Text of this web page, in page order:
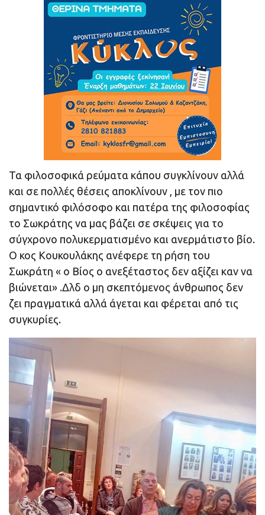
Τα φιλοσοφικά ρεύματα κάπου συγκλίνουν αλλά
και σε πολλές θέσεις αποκλίνουν , με τον πιο
σημαντικό φιλόσοφο και πατέρα της φιλοσοφίας
το Σωκράτης να μας βάζει σε σκέψεις για το
σύγχρονο πολυκερματισμένο και ανερμάτιστο βίο.
Ο κος Κουκουλάκης ανέφερε τη ρήση του
Σωκράτη « ο Βίος ο ανεξέταστος δεν αξίζει καν να
βιώνεται» .Δλδ ο μη σκεπτόμενος άνθρωπος δεν
ζει πραγματικά αλλά άγεται και φέρεται από τις
συγκυρίες.